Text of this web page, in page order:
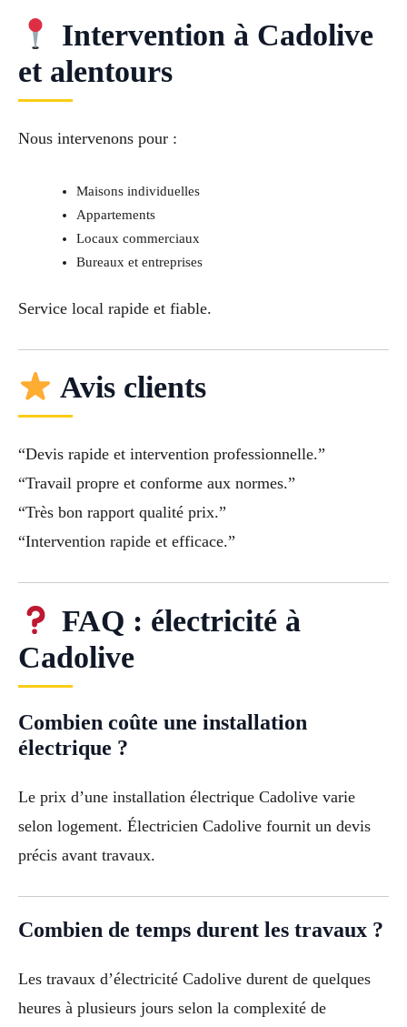
Intervention à Cadolive
et alentours
Nous intervenons pour :
Maisons individuelles
Appartements
Locaux commerciaux
Bureaux et entreprises
Service local rapide et fiable.
Avis clients
“Devis rapide et intervention professionnelle.”
“Travail propre et conforme aux normes.”
“Très bon rapport qualité prix.”
“Intervention rapide et efficace.”
FAQ : électricité à
Cadolive
Combien coûte une installation
électrique ?
Le prix d’une installation électrique Cadolive varie
selon logement. Électricien Cadolive fournit un devis
précis avant travaux.
Combien de temps durent les travaux ?
Les travaux d’électricité Cadolive durent de quelques
heures à plusieurs jours selon la complexité de